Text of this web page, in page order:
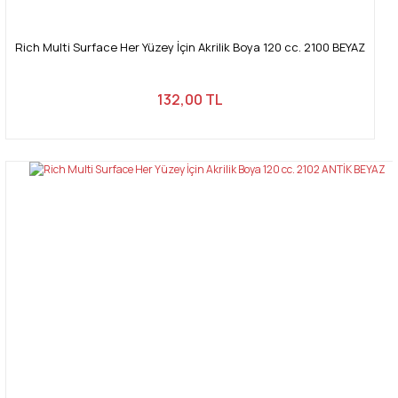
Rich Multi Surface Her Yüzey İçin Akrilik Boya 120 cc. 2100 BEYAZ
132,00 TL